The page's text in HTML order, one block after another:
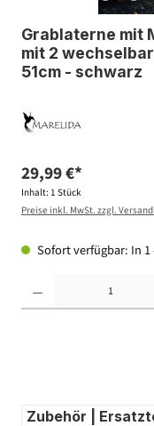
Grablaterne mit
mit 2
51cm - schwarz
29,99 €*
Inhalt: 1 Stück
Preise inkl. MwSt. zzgl.
Sofort verfügbar: In 1
Zubehör |